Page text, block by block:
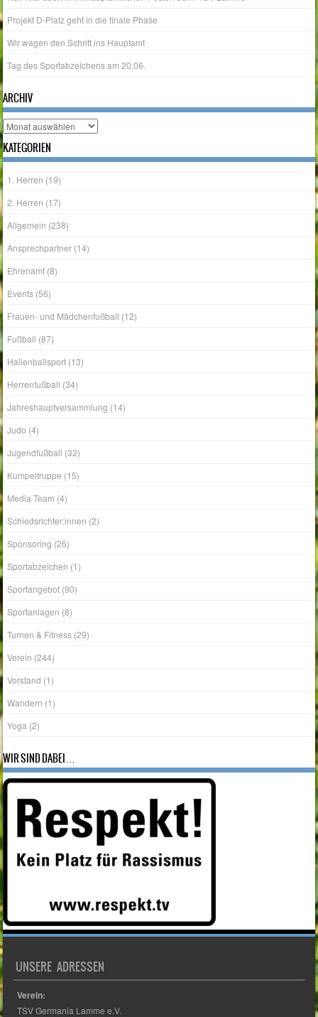
Projekt D-Platz geht in die finale Phase
Wir wagen den Schritt ins Hauptamt
Tag des Sportabzeichens am 20.06.
ARCHIV
Archiv
KATEGORIEN
1. Herren (19)
2. Herren (17)
Allgemein (238)
Ansprechpartner (14)
Ehrenamt (8)
Events (56)
Frauen- und Mädchenfußball (12)
Fußball (87)
Hallenballsport (13)
Herrenfußball (34)
Jahreshauptversammlung (14)
Judo (4)
Jugendfußball (32)
Kumpeltruppe (15)
Media Team (4)
Schiedsrichter:innen (2)
Sponsoring (26)
Sportabzeichen (1)
Sportangebot (90)
Sportanlagen (8)
Turnen & Fitness (29)
Verein (244)
Vorstand (1)
Wandern (1)
Yoga (2)
WIR SIND DABEI…
UNSERE ADRESSEN
Verein:
TSV Germania Lamme e.V.